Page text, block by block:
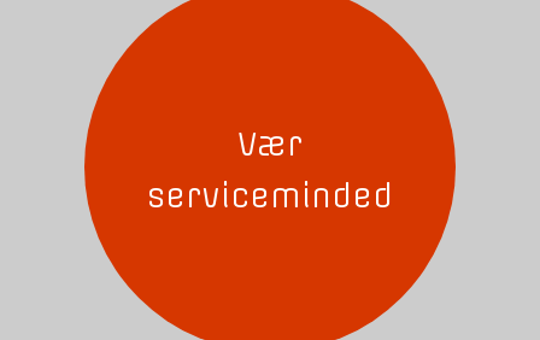
Vær
serviceminded